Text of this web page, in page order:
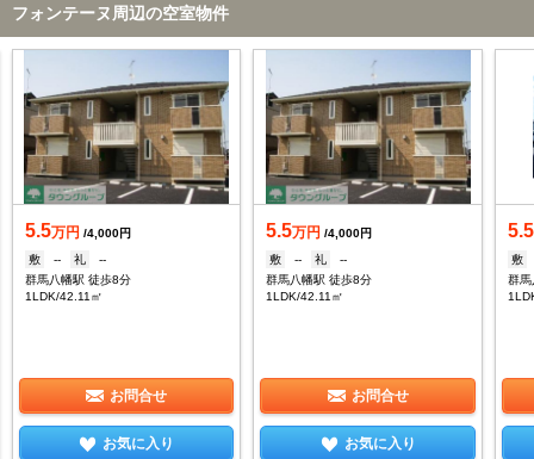
フォンテーヌ周辺の空室物件
5.5万円 /4,000円
敷
-- 礼
--
群馬八幡駅 徒歩8分
1LDK/42.11㎡
お問合せ
お気に入り
5.5万円 /4,000円
敷
-- 礼
--
群馬八幡駅 徒歩8分
1LDK/42.11㎡
お問合せ
お気に入り
5.5
敷
群馬